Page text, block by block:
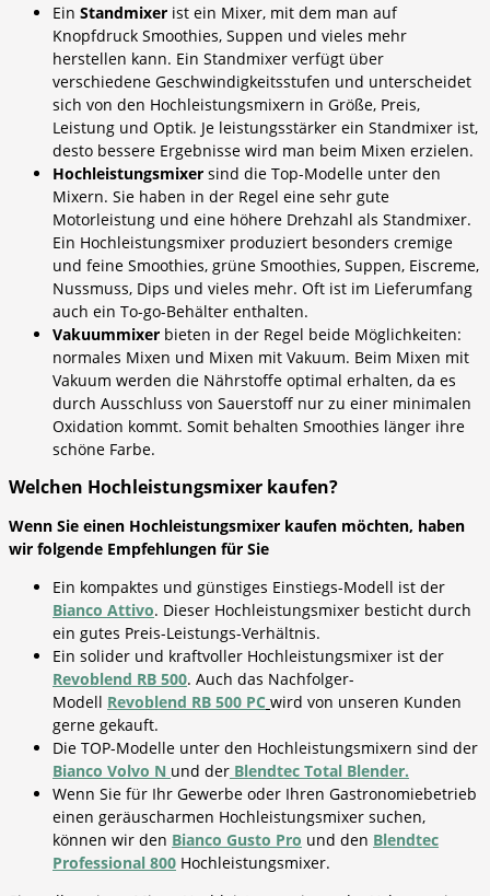
Ein Standmixer ist ein Mixer, mit dem man auf
Knopfdruck Smoothies, Suppen und vieles mehr
herstellen kann. Ein Standmixer verfügt über
verschiedene Geschwindigkeitsstufen und unterscheidet
sich von den Hochleistungsmixern in Größe, Preis,
Leistung und Optik. Je leistungsstärker ein Standmixer ist,
desto bessere Ergebnisse wird man beim Mixen erzielen.
Hochleistungsmixer sind die Top-Modelle unter den
Mixern. Sie haben in der Regel eine sehr gute
Motorleistung und eine höhere Drehzahl als Standmixer.
Ein Hochleistungsmixer produziert besonders cremige
und feine Smoothies, grüne Smoothies, Suppen, Eiscreme,
Nussmuss, Dips und vieles mehr. Oft ist im Lieferumfang
auch ein To-go-Behälter enthalten.
Vakuummixer bieten in der Regel beide Möglichkeiten:
normales Mixen und Mixen mit Vakuum. Beim Mixen mit
Vakuum werden die Nährstoffe optimal erhalten, da es
durch Ausschluss von Sauerstoff nur zu einer minimalen
Oxidation kommt. Somit behalten Smoothies länger ihre
schöne Farbe.
Welchen Hochleistungsmixer kaufen?
Wenn Sie einen Hochleistungsmixer kaufen möchten, haben
wir folgende Empfehlungen für Sie
Ein kompaktes und günstiges Einstiegs-Modell ist der
Bianco Attivo. Dieser Hochleistungsmixer besticht durch
ein gutes Preis-Leistungs-Verhältnis.
Ein solider und kraftvoller Hochleistungsmixer ist der
Revoblend RB 500. Auch das Nachfolger-
Modell Revoblend RB 500 PC wird von unseren Kunden
gerne gekauft.
Die TOP-Modelle unter den Hochleistungsmixern sind der
Bianco Volvo N und der Blendtec Total Blender.
Wenn Sie für Ihr Gewerbe oder Ihren Gastronomiebetrieb
einen geräuscharmen Hochleistungsmixer suchen,
können wir den Bianco Gusto Pro und den Blendtec
Professional 800 Hochleistungsmixer.